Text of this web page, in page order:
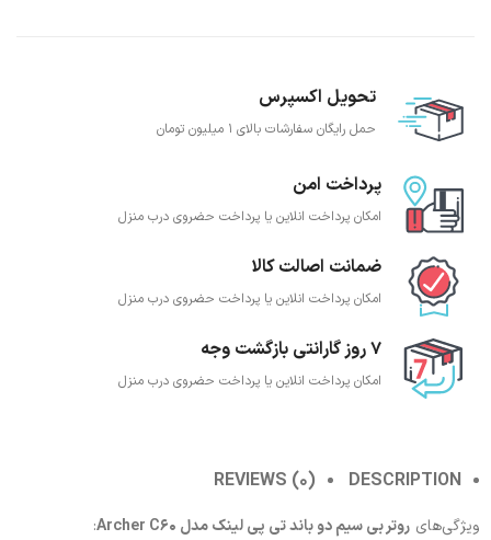
تحویل اکسپرس
حمل رایگان سفارشات بالای 1 میلیون تومان
پرداخت امن
امکان پرداخت انلاین یا پرداخت حضروی درب منزل
ضمانت اصالت کالا
امکان پرداخت انلاین یا پرداخت حضروی درب منزل
7 روز گارانتی بازگشت وجه
امکان پرداخت انلاین یا پرداخت حضروی درب منزل
DESCRIPTION
REVIEWS (0)
ویژگی‌های روتر بی سیم دو باند تی پی لینک مدل Archer C60
: